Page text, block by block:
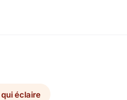
qui éclaire